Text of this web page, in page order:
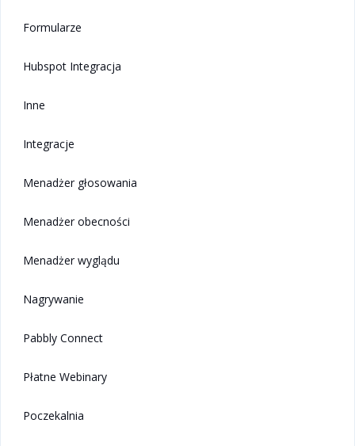
Formularze
Hubspot Integracja
Inne
Integracje
Menadżer głosowania
Menadżer obecności
Menadżer wyglądu
Nagrywanie
Pabbly Connect
Płatne Webinary
Poczekalnia